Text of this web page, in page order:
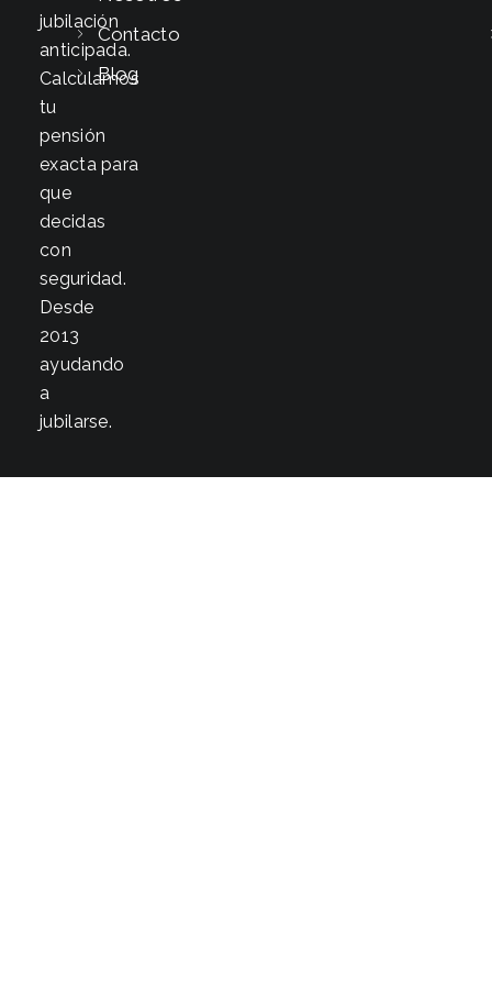
jubilación
anticipada.
Calculamos
tu
pensión
exacta para
que
decidas
con
seguridad.
Desde
2013
ayudando
a
jubilarse.
Contacto
Blog